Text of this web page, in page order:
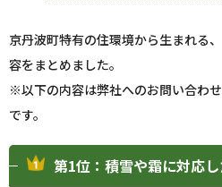
京丹波町特有の住環境から生まれる
容をまとめました。
※以下の内容は弊社へのお問い合わ
です。
第1位：積雪や霜に対応